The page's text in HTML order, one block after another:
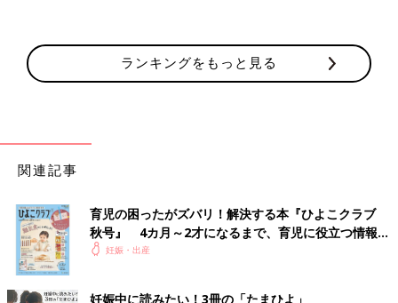
ランキングをもっと見る
関連記事
育児の困ったがズバリ！解決する本『ひよこクラブ
秋号』 4カ月～2才になるまで、育児に役立つ情報が
いっぱい！
妊娠・出産
妊娠中に読みたい！3冊の「たまひよ」